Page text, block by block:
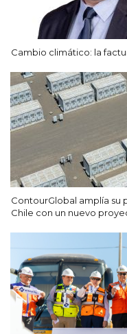
Cambio climático: la
ContourGlobal amplía su
Chile con un nuevo